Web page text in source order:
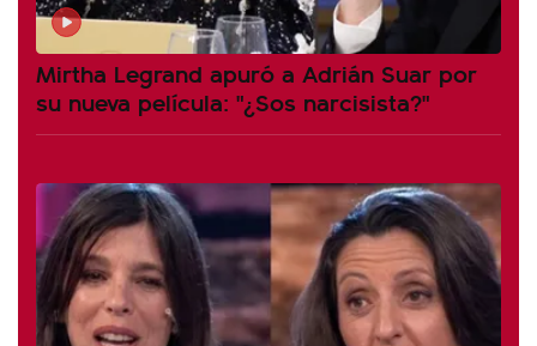
Mirtha Legrand apuró a Adrián Suar por
su nueva película: "¿Sos narcisista?"